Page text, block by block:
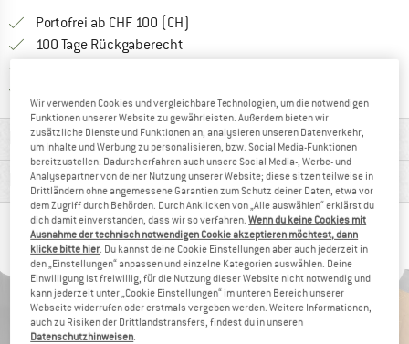
Portofrei ab CHF 100 (CH)
100 Tage Rückgaberecht
MATERIALINFOS & FEATURES
PRODUKTBESCHREIBUNG
KOMPLETTGURTE TOPSELLER
Wir verwenden Cookies und vergleichbare Technologien, um die notwendigen
Funktionen unserer Website zu gewährleisten. Außerdem bieten wir
zusätzliche Dienste und Funktionen an, analysieren unseren Datenverkehr,
um Inhalte und Werbung zu personalisieren, bzw. Social Media-Funktionen
bereitzustellen. Dadurch erfahren auch unsere Social Media-, Werbe- und
Analysepartner von deiner Nutzung unserer Website; diese sitzen teilweise in
Drittländern ohne angemessene Garantien zum Schutz deiner Daten, etwa vor
dem Zugriff durch Behörden. Durch Anklicken von „Alle auswählen“ erklärst du
dich damit einverstanden, dass wir so verfahren.Wenn du keine Cookies mit
Ausnahme der technisch notwendigen Cookie akzeptieren möchtest, dann
klicke bitte hier . Du kannst deine Cookie Einstellungen aber auch jederzeit in
den „Einstellungen“ anpassen und einzelne Kategorien auswählen. Deine
Einwilligung ist freiwillig, für die Nutzung dieser Website nicht notwendig und
kann jederzeit unter „Cookie Einstellungen“ im unteren Bereich unserer
Webseite widerrufen oder erstmals vergeben werden. Weitere Informationen,
auch zu Risiken der Drittlandstransfers, findest du in unseren
Datenschutzhinweisen